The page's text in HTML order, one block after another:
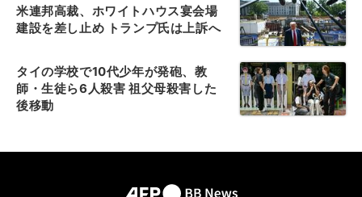
米連邦高裁、ホワイトハウス宴会場
建設を差し止め トランプ氏は上訴へ
タイの学校で10代少年が発砲、教
師・生徒ら6人殺害 祖父母殺害した
後移動